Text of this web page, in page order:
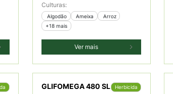
Culturas:
Algodão Ameixa
Arroz
+18 mais
Ver mais
GLIFOMEGA 480 SL Herbicida